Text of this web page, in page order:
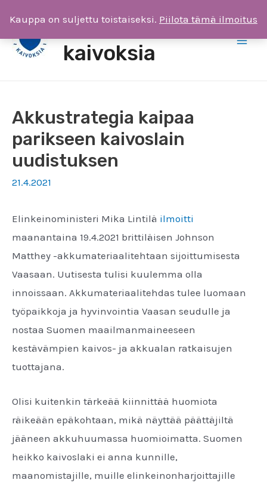
sisältöön
Saimaa ilman
kaivoksia
Akkustrategia kaipaa
parikseen kaivoslain
uudistuksen
21.4.2021
Elinkeinoministeri Mika Lintilä ilmoitti
maanantaina 19.4.2021 brittiläisen Johnson
Matthey -akkumateriaalitehtaan sijoittumisesta
Vaasaan. Uutisesta tulisi kuulemma olla
innoissaan. Akkumateriaalitehdas tulee luomaan
työpaikkoja ja hyvinvointia Vaasan seudulle ja
nostaa Suomen maailmanmaineeseen
kestävämpien kaivos- ja akkualan ratkaisujen
tuottajana.
Olisi kuitenkin tärkeää kiinnittää huomiota
räikeään epäkohtaan, mikä näyttää päättäjiltä
jääneen akkuhuumassa huomioimatta. Suomen
heikko kaivoslaki ei anna kunnille,
maanomistajille, muille elinkeinonharjoittajille
Kauppa on suljettu toistaiseksi. Piilota tämä ilmoitus